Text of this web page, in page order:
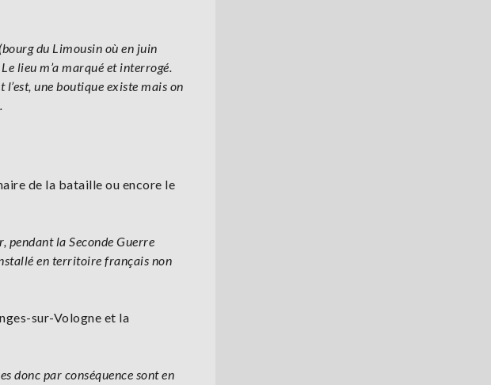
du Limousin où en juin
lieu m’a marqué et interrogé.
une boutique existe mais on
de la bataille ou encore le
pendant la Seconde Guerre
en territoire français non
sur-Vologne et la
donc par conséquence sont en